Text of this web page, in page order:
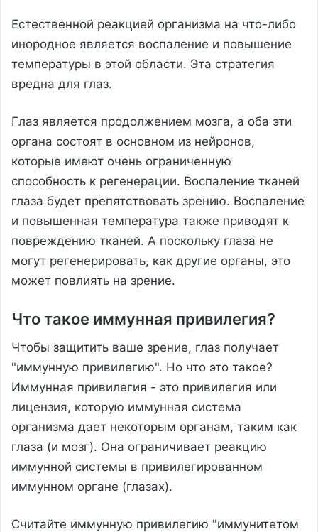
Естественной реакцией организма на что-либо
инородное является воспаление и повышение
температуры в этой области. Эта стратегия
вредна для глаз.
Глаз является продолжением мозга, а оба эти
органа состоят в основном из нейронов,
которые имеют очень ограниченную
способность к регенерации. Воспаление тканей
глаза будет препятствовать зрению. Воспаление
и повышенная температура также приводят к
повреждению тканей. А поскольку глаза не
могут регенерировать, как другие органы, это
может повлиять на зрение.
Что такое иммунная привилегия?
Чтобы защитить ваше зрение, глаз получает
"иммунную привилегию". Но что это такое?
Иммунная привилегия - это привилегия или
лицензия, которую иммунная система
организма дает некоторым органам, таким как
глаза (и мозг). Она ограничивает реакцию
иммунной системы в привилегированном
иммунном органе (глазах).
Считайте иммунную привилегию "иммунитетом